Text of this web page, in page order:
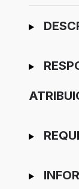
Ir para